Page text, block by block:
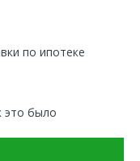
по ипотеке
это было